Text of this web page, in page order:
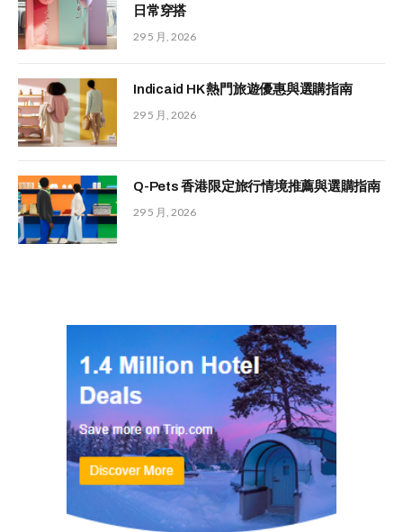
日常穿搭
29 5 月, 2026
Indicaid HK 熱門旅遊優惠與選購指南
29 5 月, 2026
Q-Pets 香港限定旅行情境推薦與選購指南
29 5 月, 2026